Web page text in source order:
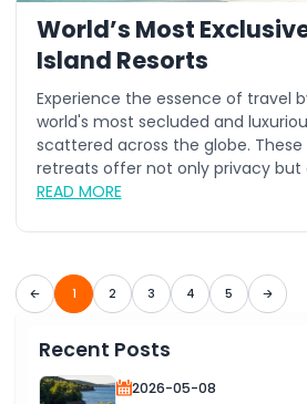
World’s Most
Island Resorts
Experience the essence of travel
world's most secluded and
scattered across the globe. These
retreats offer not only privacy but
READ MORE
1 2 3 4 5
Recent Posts
2026-05-08